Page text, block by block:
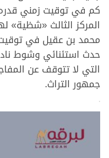
المركز الثالث «شظية»
حدث استئنائي وشوط
التي لا تتوقف عن
جمهور التراث.
>